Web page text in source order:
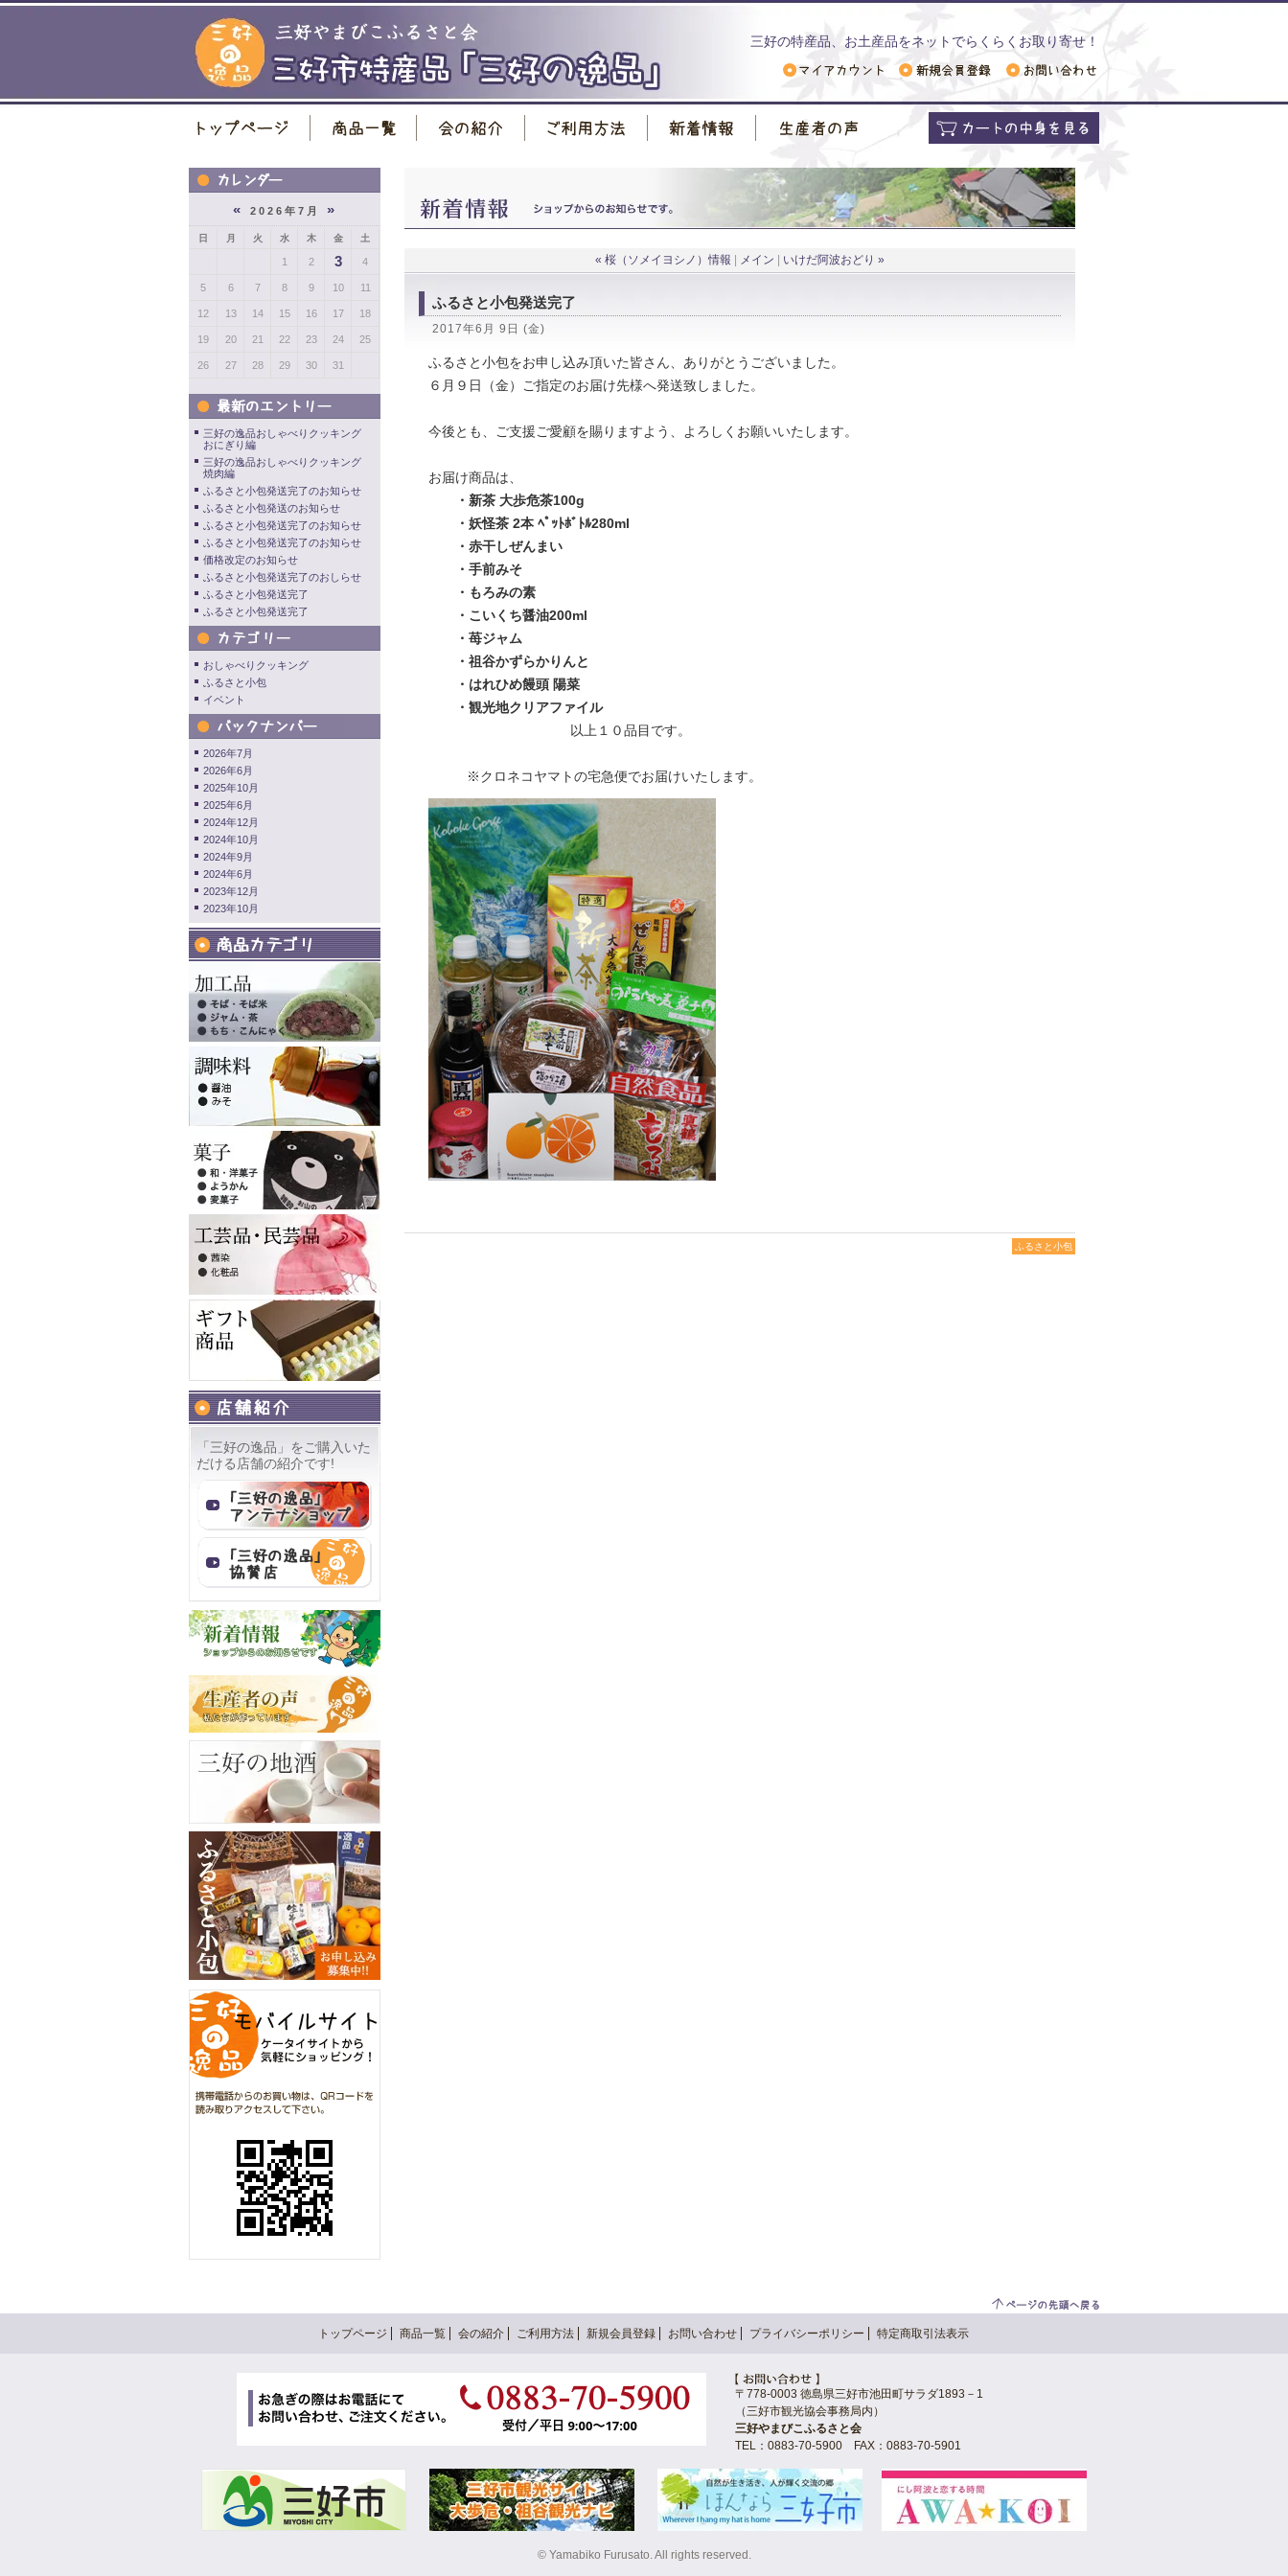
三好の特産品、お土産品をネットでらくらくお取り寄せ！
« 2026年7月 »
日 月 火 水 木 金 土
1 2 3 4
5 6 7 8 9 10 11
12 13 14 15 16 17 18
19 20 21 22 23 24 25
26 27 28 29 30 31
三好の逸品おしゃべりクッキング
おにぎり編
三好の逸品おしゃべりクッキング
焼肉編
ふるさと小包発送完了のお知らせ
ふるさと小包発送のお知らせ
ふるさと小包発送完了のお知らせ
ふるさと小包発送完了のお知らせ
価格改定のお知らせ
ふるさと小包発送完了のおしらせ
ふるさと小包発送完了
ふるさと小包発送完了
おしゃべりクッキング
ふるさと小包
イベント
2026年7月
2026年6月
2025年10月
2025年6月
2024年12月
2024年10月
2024年9月
2024年6月
2023年12月
2023年10月
「三好の逸品」をご購入いた
だける店舗の紹介です!
« 桜（ソメイヨシノ）情報 メイン いけだ阿波おどり »
ふるさと小包発送完了
2017年6月 9日 (金)
ふるさと小包をお申し込み頂いた皆さん、ありがとうございました。
６月９日（金）ご指定のお届け先様へ発送致しました。
今後とも、ご支援ご愛顧を賜りますよう、よろしくお願いいたします。
お届け商品は、
・ 新茶 大歩危茶100g
・妖怪茶 2本 ﾍﾟｯﾄﾎﾞﾄﾙ280ml
・赤干しぜんまい
・手前みそ
・もろみの素
・こいくち醤油200ml
・苺ジャム
・祖谷かずらかりんと
・はれひめ饅頭 陽菜
・観光地クリアファイル
以上１０品目です。
※クロネコヤマトの宅急便でお届けいたします。
トップページ 商品一覧 会の紹介 ご利用方法 新規会員登録 お問い合わせ プライバシーポリシー 特定商取引法表示
〒778-0003 徳島県三好市池田町サラダ1893－1
（三好市観光協会事務局内）
三好やまびこふるさと会
TEL：0883-70-5900 FAX：0883-70-5901
© Yamabiko Furusato. All rights reserved.